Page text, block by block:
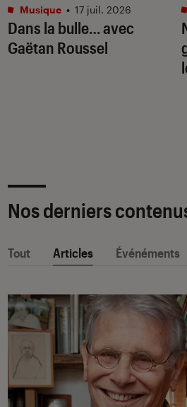
Dans la bulle… avec
Gaëtan Roussel
Musique • 17 juil. 2026
Nos derniers
Tout Articles Événéments